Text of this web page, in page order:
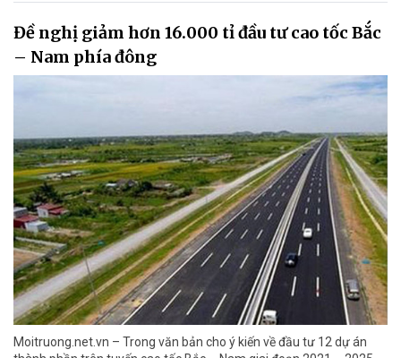
Đề nghị giảm hơn 16.000 tỉ đầu tư cao tốc Bắc
– Nam phía đông
Moitruong.net.vn – Trong văn bản cho ý kiến về đầu tư 12 dự án